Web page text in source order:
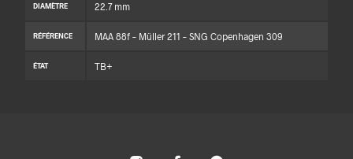
DIAMÈTRE 22.7 mm
RÉFÉRENCE MAA 88f – Müller 211 – SNG Copenhagen 309
ÉTAT TB+